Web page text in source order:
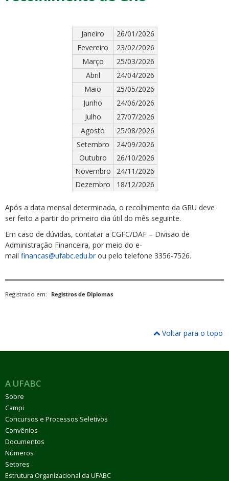
Janeiro
26/01/2026
Fevereiro
23/02/2026
Março
25/03/2026
Abril
24/04/2026
Maio
25/05/2026
Junho
24/06/2026
Julho
27/07/2026
Agosto
25/08/2026
Setembro
24/09/2026
Outubro
26/10/2026
Novembro
24/11/2026
Dezembro
18/12/2026
Após a data mensal determinada, o recolhimento da GRU deve
ser feito a partir do primeiro dia útil do mês seguinte.
Em caso de dúvidas, contatar a CGFC/DAF – Divisão de
Administração Financeira, por meio do e-
mail financas@ufabc.edu.brou pelo telefone 3356-7526.
Registrado em: Registros de Diplomas
Voltar para o topo
A UFABC
Sobre
Campi
Concursos e Processos Seletivos
Convênios
Documentos
Números
Setores
Estrutura Organizacional da UFABC